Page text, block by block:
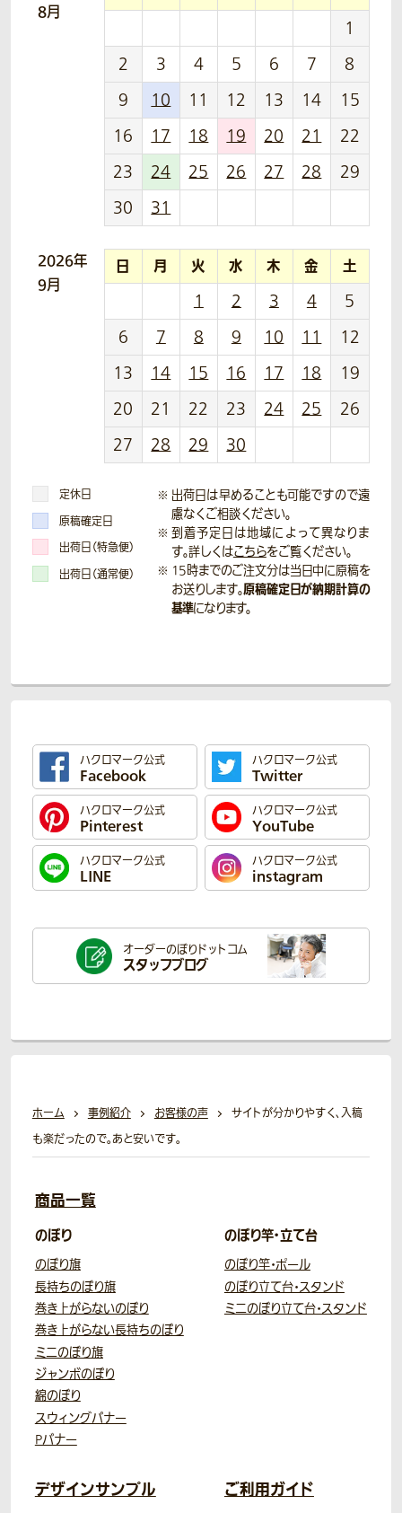
8月
1
2
3 4 5 6 7
8
9
10 11 12 13 14
15
16
17 18 19 20 21
22
23
24 25 26 27 28
29
30
31
2026年
9月
日 月 火 水 木 金 土
1 2 3 4
5
6
7 8 9 10 11
12
13
14 15 16 17 18
19
20
21 22 23 24 25
26
27
28 29 30
定休日
原稿確定日
出荷日（特急便）
出荷日（通常便）
出荷日は早めることも可能ですので遠
慮なくご相談ください。
到着予定日は地域によって異なりま
す。詳しくはこちらをご覧ください。
15時までのご注文分は当日中に原稿を
お送りします。原稿確定日が納期計算の
基準になります。
ハクロマーク公式
Facebook
ハクロマーク公式
Twitter
ハクロマーク公式
Pinterest
ハクロマーク公式
YouTube
ハクロマーク公式
LINE
ハクロマーク公式
instagram
オーダーのぼりドットコム
スタッフブログ
ホーム 事例紹介 お客様の声
サイトが分かりやすく、入稿
も楽だったので。あと安いです。
商品一覧
のぼり
のぼり旗
長持ちのぼり旗
巻き上がらないのぼり
巻き上がらない長持ちのぼり
ミニのぼり旗
ジャンボのぼり
綿のぼり
スウィングバナー
Pバナー
のぼり竿・立て台
のぼり竿・ポール
のぼり立て台・スタンド
ミニのぼり立て台・スタンド
デザインサンプル ご利用ガイド